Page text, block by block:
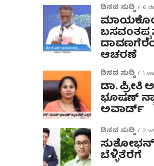
ದಿನದ ಸುದ್ದಿ 6
ಆಚರಣೆ
ದಿನದ ಸುದ್ದಿ 1
ಡಾ.
ಭೂಷಣ್
ಅವಾರ್ಡ್
ದಿನದ ಸುದ್ದಿ 2
ಬೆಳ್ಳಿತೆರೆಗೆ